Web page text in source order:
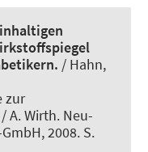
/ Hahn,
zur
A. Wirth. Neu-
2008. S.